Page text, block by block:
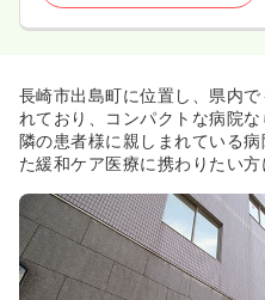
長崎市出島町に位置し、県内
れており、コンパクトな病院
隣の患者様に親しまれている
た緩和ケア医療に携わりたい方